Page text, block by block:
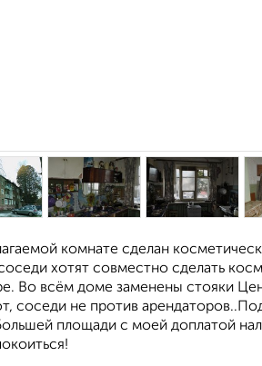
комнате сделан
хотят совместно сделать
Во всём доме заменены стояки
соседи не против
площади с моей доплатой